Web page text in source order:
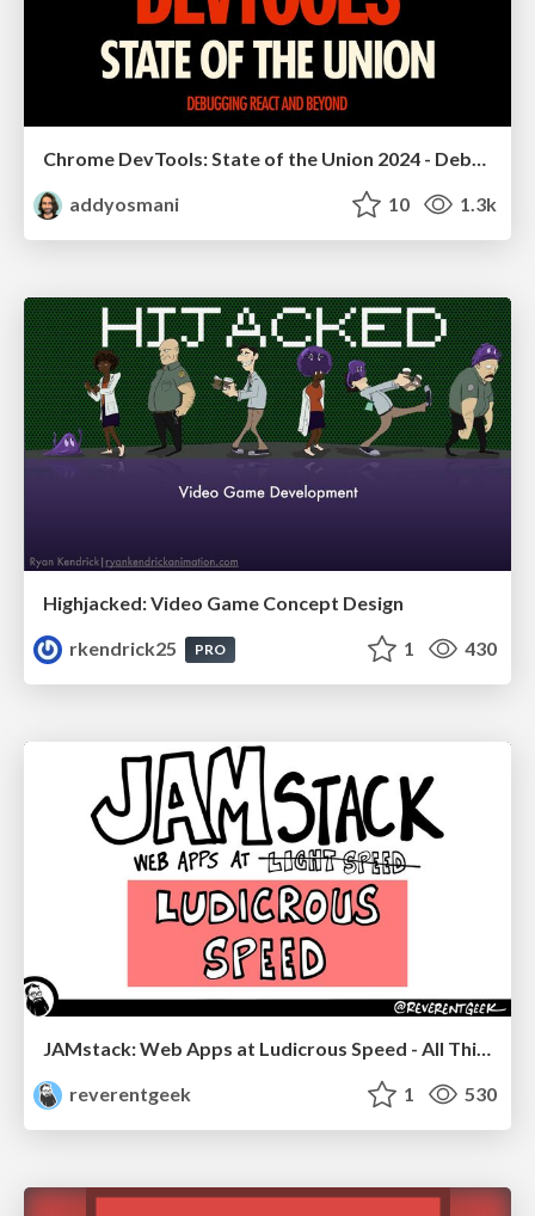
Chrome DevTools: State of the Union 2024 - Debugging React & Beyond
addyosmani
10 1.3k
Highjacked: Video Game Concept Design
rkendrick25
PRO 1 430
reverentgeek
1 530